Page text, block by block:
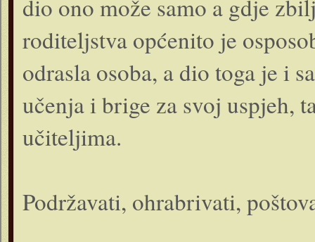
dio ono može samo a gdje
roditeljstva općenito je
odrasla osoba, a dio toga je i
učenja i brige za svoj uspjeh,
učiteljima.
Podržavati, ohrabrivati,